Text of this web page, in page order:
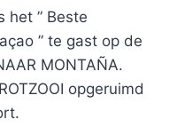
het ” Beste
” te gast op de
MONTAÑA.
opgeruimd